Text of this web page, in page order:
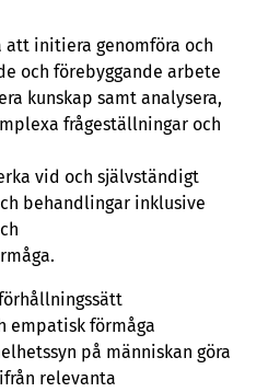
initiera genomföra och
och förebyggande arbete
kunskap samt analysera,
frågeställningar och
vid och självständigt
behandlingar inklusive
empatisk förmåga
på människan göra
relevanta